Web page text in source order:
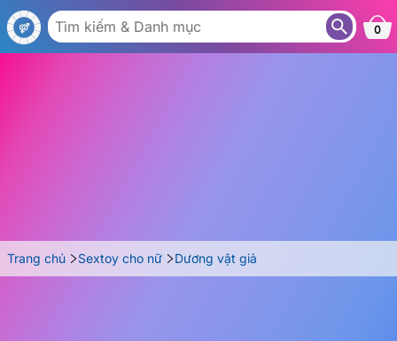
0
Trang chủ Sextoy cho nữ Dương vật giả